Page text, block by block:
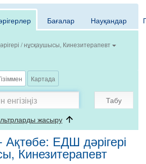
Бағалар Науқандар
/ нұсқаушысы, Кинезитерапевт
Картада
Табу
жасыру
Ақтөбе: ЕДШ дәрігері
Кинезитерапевт